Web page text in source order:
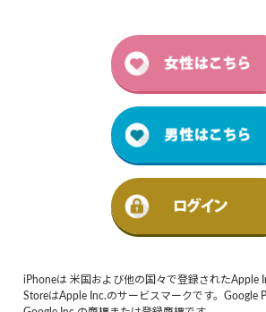
iPhoneは 米国および他の国々で登録されたApple
StoreはApple Inc.のサービスマークです。Google